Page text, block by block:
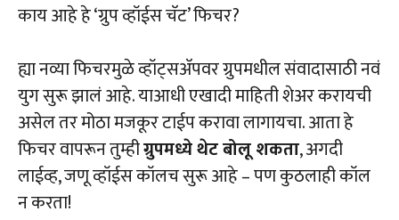
काय आहे हे ‘ग्रुप व्हॉईस चॅट’ फिचर?
ह्या नव्या फिचरमुळे व्हॉट्सअ‍ॅपवर ग्रुपमधील संवादासाठी नवं
युग सुरू झालं आहे. याआधी एखादी माहिती शेअर करायची
असेल तर मोठा मजकूर टाईप करावा लागायचा. आता हे
फिचर वापरून तुम्हीग्रुपमध्ये थेट बोलू शकता, अगदी
लाईव्ह, जणू व्हॉईस कॉलच सुरू आहे – पण कुठलाही कॉल
न करता!